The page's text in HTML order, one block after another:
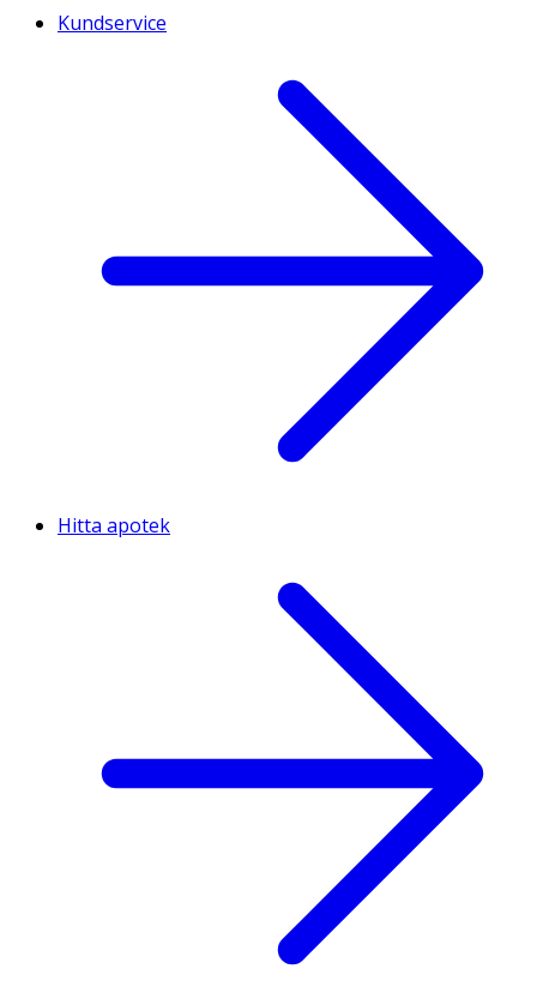
Kundservice
Hitta apotek